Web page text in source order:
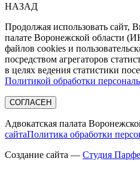
НАЗАД
Продолжая использовать сайт,
палате Воронежской области
файлов cookies и
посредством агрегаторов
в целях ведения статистики
Политикой обработки
СОГЛАСЕН
Адвокатская палата
сайтаПолитика обработки
Создание сайта — Студия